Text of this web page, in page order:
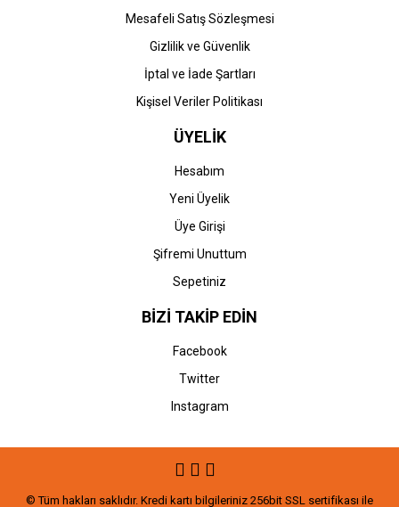
Mesafeli Satış Sözleşmesi
Gizlilik ve Güvenlik
İptal ve İade Şartları
Kişisel Veriler Politikası
ÜYELİK
Hesabım
Yeni Üyelik
Üye Girişi
Şifremi Unuttum
Sepetiniz
BİZİ TAKİP EDİN
Facebook
Twitter
Instagram
© Tüm hakları saklıdır. Kredi kartı bilgileriniz 256bit SSL sertifikası ile